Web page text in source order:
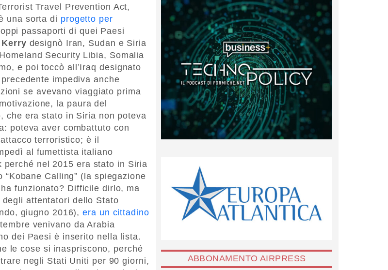
Travel Prevention Act,
una sorta di progetto per
passaporti di quei Paesi
designò Iran, Sudan e Siria
Security Libia, Somalia
e poi toccò all’Iraq designato
impediva anche
se avevano viaggiato prima
la paura del
che era stato in Siria non poteva
poteva aver combattuto con
terroristico; è il
al fumettista italiano
perché nel 2015 era stato in Siria
Calling” (la spiegazione
funzionato? Difficile dirlo, ma
attentatori dello Stato
giugno 2016),era un cittadino
venivano da Arabia
dei Paesi è inserito nella lista.
le cose si inaspriscono, perché
negli Stati Uniti per 90 giorni,
ABBONAMENTO AIRPRESS